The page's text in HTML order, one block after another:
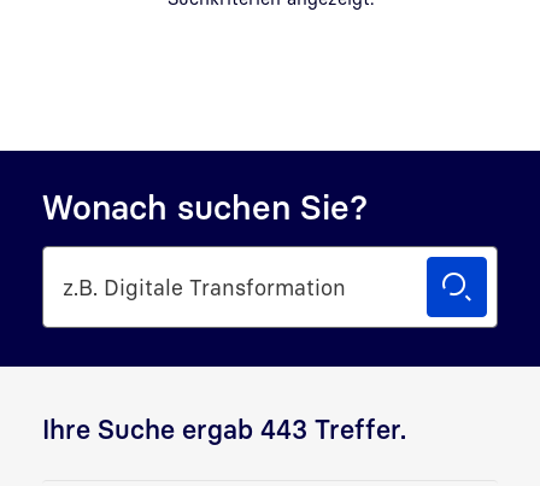
Wonach suchen Sie?
Ihre Suche ergab 443 Treffer.